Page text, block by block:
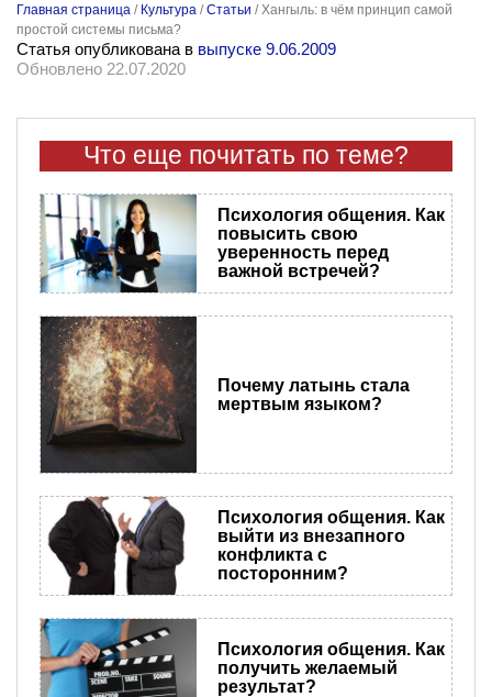
Главная страница / Культура /Статьи /Хангыль: в чём принцип самой
простой системы письма?
Статья опубликована в выпуске 9.06.2009
Обновлено 22.07.2020
Что еще почитать по теме?
Психология общения. Как
повысить свою
уверенность перед
важной встречей?
Почему латынь стала
мертвым языком?
Психология общения. Как
выйти из внезапного
конфликта с
посторонним?
Психология общения. Как
получить желаемый
результат?